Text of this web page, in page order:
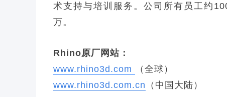
术支持与培训服务。公司所有员工约
万。
Rhino原厂网站：
www.rhino3d.com
（全球）
www.rhino3d.com.cn （中国大陆）